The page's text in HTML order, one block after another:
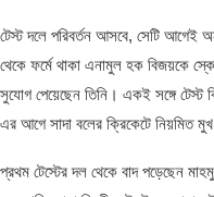
টেস্ট দলে পরিবর্তন আসবে, সেটি আগেই
থেকে ফর্মে থাকা এনামুল হক বিজয়কে
সুযোগ পেয়েছেন তিনি। একই সঙ্গে টেস্ট
এর আগে সাদা বলের ক্রিকেটে নিয়মিত
প্রথম টেস্টের দল থেকে বাদ পড়েছেন